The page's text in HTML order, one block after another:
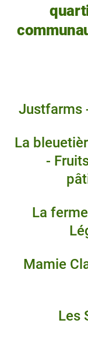
Justfarms
La
-
La
Mamie
Les